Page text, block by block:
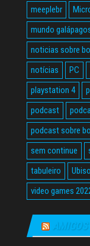
meeplebr
mundo
noticias sobre
notícias
PC
playstation 4
podcast
podcast sobre
sem continue
tabuleiro
video games